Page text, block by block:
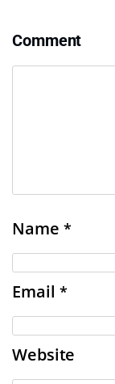
Comment
Name *
Email *
Website